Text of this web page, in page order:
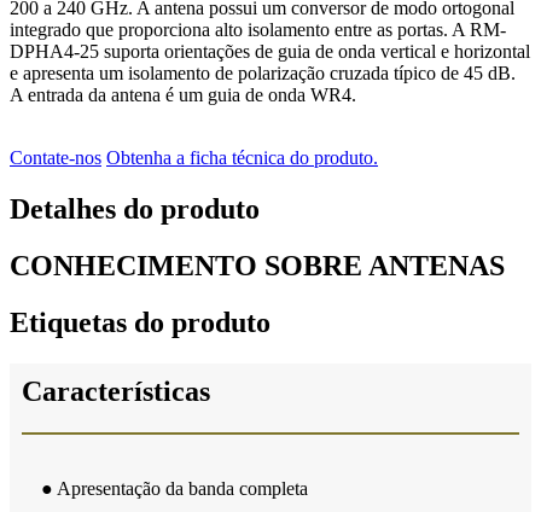
200 a 240 GHz. A antena possui um conversor de modo ortogonal
integrado que proporciona alto isolamento entre as portas. A RM-
DPHA4-25 suporta orientações de guia de onda vertical e horizontal
e apresenta um isolamento de polarização cruzada típico de 45 dB.
A entrada da antena é um guia de onda WR4.
Contate-nos Obtenha a ficha técnica do produto.
Detalhes do produto
CONHECIMENTO SOBRE ANTENAS
Etiquetas do produto
Características
● Apresentação da banda completa